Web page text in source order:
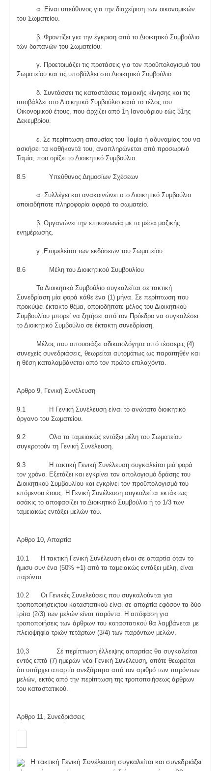
α. Είναι υπεύθυνος για την διαχείριση των οικονομικών
του Σωματείου.
β. Φροντίζει για την έγκριση από το Διοικητικό Συμβούλιο
τών δαπανών του Σωματείου.
γ. Προετοιμάζει τις προτάσεις για τον προϋπολογισμό του
Σωματείου και τις υποβάλλει στο Διοικητικό Συμβούλιο.
δ. Συντάσσει τις καταστάσεις ταμιακής κίνησης και τις
υποβάλλει στο Διοικητικό Συμβούλιο κατά το τέλος του
Οικονομικού έτους, που άρχίζει από 1η Ιανουάριου εώς 31ης
Δεκεμβρίου.
ε. Σε περίπτωση απουσίας του Ταμία ή αδυναμίας του να
ασκήσει τα καθήκοντά του, αναπληρώνεται από προσωρινό
Ταμία, που ορίζει το Διοικητικό Συμβούλιο.
8.5 Υπεύθυνος Δημοσίων Σχέσεων
α. Συλλέγει και ανακοινώνει στο Διοικητικό Συμβούλιο
οποιαδήποτε πληροφορία αφορά το σωματείο.
β. Οργανώνει την επικοινωνία με τα μέσα μαζικής
ενημέρωσης.
γ. Επιμελείται των εκδόσεων του Σωματείου.
8.6 Μέλη του Διοικητικού Συμβουλίου
Το Διοικητικό Συμβούλιο συγκαλείται σε τακτική
Συνεδρίαση μία φορά κάθε ένα (1) μήνα. Σε περίπτωση που
προκύψει έκτακτο θέμα, οποιοδήποτε μέλος του Διοικητικού
Συμβουλίου μπορεί να ζητήσει από τον Πρόεδρο να συγκαλέσει
το Διοικητικό Συμβούλιο σε έκτακτη συνεδρίαση.
Μέλος που απουσιάζει αδικαιολόγητα από τέσσερις (4)
συνεχείς συνεδριάσεις, θεωρείται αυτομάτως ως παραιτηθέν και
η θέση καταλαμβάνεται από τον πρώτο επιλαχόντα.
Αρθρο 9, Γενική Συνέλευση
9.1 Η Γενική Συνέλευση είναι το ανώτατο διοικητικό
όργανο του Σωματείου.
9.2 Ολα τα ταμειακώς εντάξει μέλη του Σωματείου
συγκροτούν τη Γενική Συνέλευση.
9.3 Η τακτική Γενική Συνέλευση συγκαλείται μιά φορά
τον χρόνο. Εξετάζει και εγκρίνει τον απολογισμό δράσης του
Διοικητικού Συμβουλίου και εγκρίνει τον προϋπολογισμό του
επόμενου έτους. Η Γενική Συνέλευση συγκαλείται εκτάκτως
οσάκις το αποφασίζει το Διοικητικό Συμβούλιο ή το 1/3 των
ταμειακώς εντάξει μελών του.
Αρθρο 10, Απαρτία
10.1 Η τακτική Γενική Συνέλευση είναι σε απαρτία όταν το
ήμισυ συν ένα (50% +1) από τα ταμειακώς εντάξει μέλη, είναι
παρόντα.
10.2 Οι Γενικές Συνελεύσεις που συγκαλούνται για
τροποποιήσειςτου καταστατικού είναι σε απαρτία εφόσον τα δύο
τρίτα (2/3) των μελών είναι παρόντα. Η απόφαση για
τροποποιήσεις των άρθρων του καταστατικού θα λαμβάνεται με
πλειοψηφία τριών τετάρτων (3/4) των παρόντων μελών.
10,3 Σέ περίπτωση έλλειψης απαρτίας θα συγκαλείται
εντός επτά (7) ημερών νέα Γενική Συνέλευση, οπότε θεωρείται
ότι υπάρχει απαρτία ανεξάρτητα από τον αριθμό των παρόντων
μελών, εκτός από την περίπτωση της τροποποιήσεως άρθρων
του καταστατικού.
Αρθρο 11, Συνεδριάσεις
Η τακτική Γενική Συνέλευση συγκαλείται και συνεδριάζει